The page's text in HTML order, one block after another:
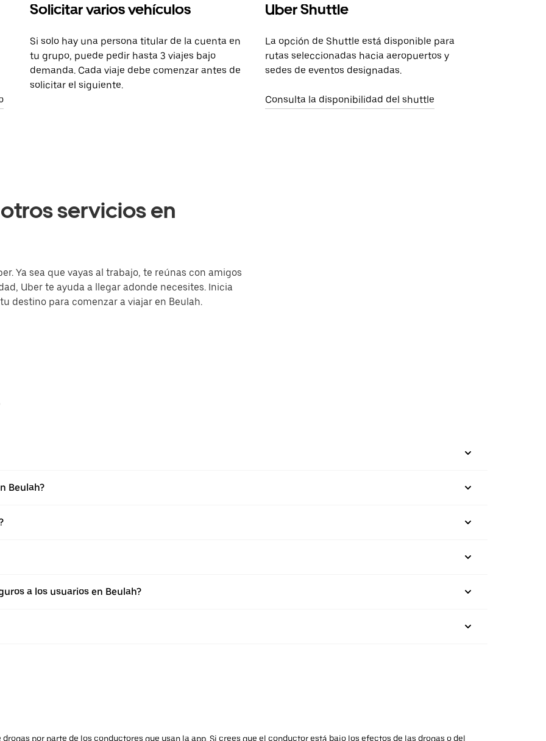
Solicitar varios vehículos
Si solo hay una persona titular de la cuenta en
tu grupo, puede pedir hasta 3 viajes bajo
demanda. Cada viaje debe comenzar antes de
solicitar el siguiente.
Uber Shuttle
La opción de Shuttle está disponible para
rutas seleccionadas hacia aeropuertos y
sedes de eventos designadas.
Consulta la disponibilidad del shuttle
servicios en
Ya sea que vayas al trabajo, te reúnas con amigos
Uber te ayuda a llegar adonde necesites. Inicia
destino para comenzar a viajar en Beulah.
Beulah?
a los usuarios en Beulah?
por parte de los conductores que usan la app. Si crees que el conductor está bajo los efectos de las drogas o del